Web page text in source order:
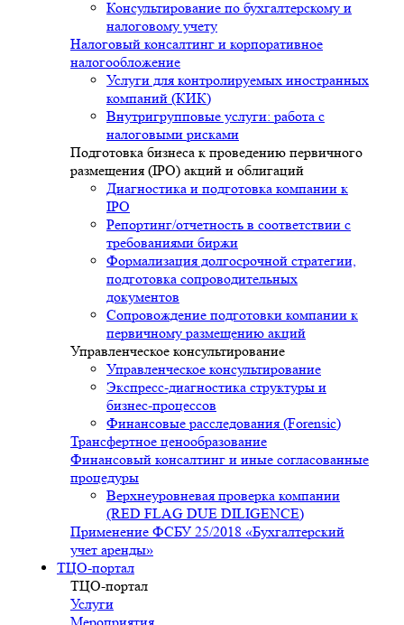
Консультирование по бухгалтерскому и
налоговому учету
Налоговый консалтинг и корпоративное
налогообложение
Услуги для контролируемых иностранных
компаний (КИК)
Внутригрупповые услуги: работа с
налоговыми рисками
Подготовка бизнеса к проведению первичного
размещения (IPO) акций и облигаций
Диагностика и подготовка компании к
IPO
Репортинг/отчетность в соответствии с
требованиями биржи
Формализация долгосрочной стратегии,
подготовка сопроводительных
документов
Сопровождение подготовки компании к
первичному размещению акций
Управленческое консультирование
Управленческое консультирование
Экспресс-диагностика структуры и
бизнес-процессов
Финансовые расследования (Forensic)
Трансфертное ценообразование
Финансовый консалтинг и иные согласованные
процедуры
Верхнеуровневая проверка компании
(RED FLAG DUE DILIGENCE)
Применение ФСБУ 25/2018 «Бухгалтерский
учет аренды»
ТЦО-портал
ТЦО-портал
Услуги